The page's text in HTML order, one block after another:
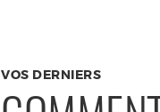
VOS DERNIERS